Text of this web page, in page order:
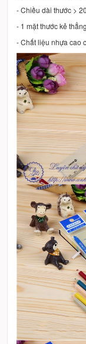
- Chiều dài thước >
- 1 mặt thước kẻ
- Chất liệu nhựa cao